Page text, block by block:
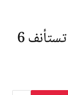
من بينهم الصومال.. واشنطن تستأنف 6